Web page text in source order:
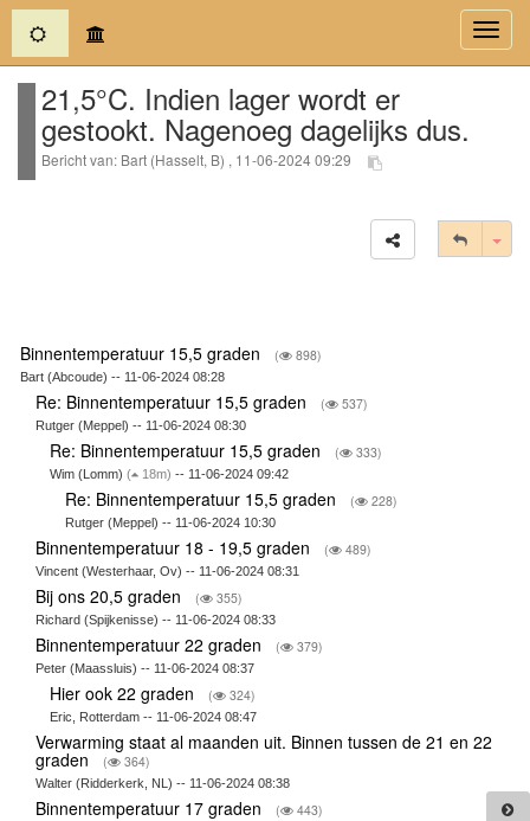
(current)
21,5°C. Indien lager wordt er
gestookt. Nagenoeg dagelijks dus.
Bericht van: Bart (Hasselt, B) , 11-06-2024 09:29
Binnentemperatuur 15,5 graden ( 898)
Bart (Abcoude) -- 11-06-2024 08:28
Re: Binnentemperatuur 15,5 graden ( 537)
Rutger (Meppel) -- 11-06-2024 08:30
Re: Binnentemperatuur 15,5 graden ( 333)
Wim (Lomm)( 18m) -- 11-06-2024 09:42
Re: Binnentemperatuur 15,5 graden ( 228)
Rutger (Meppel) -- 11-06-2024 10:30
Binnentemperatuur 18 - 19,5 graden ( 489)
Vincent (Westerhaar, Ov) -- 11-06-2024 08:31
Bij ons 20,5 graden ( 355)
Richard (Spijkenisse) -- 11-06-2024 08:33
Binnentemperatuur 22 graden ( 379)
Peter (Maassluis) -- 11-06-2024 08:37
Hier ook 22 graden ( 324)
Eric, Rotterdam -- 11-06-2024 08:47
Verwarming staat al maanden uit. Binnen tussen de 21 en 22
graden ( 364)
Walter (Ridderkerk, NL) -- 11-06-2024 08:38
Binnentemperatuur 17 graden ( 443)